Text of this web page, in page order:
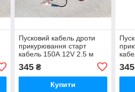
Пусковий кабель дроти
прикурювання старт
кабель 150А 12V 2.5 м
Geely CK Otaka Джилі СК
Отака Джили
345₴
Купити
МК
345